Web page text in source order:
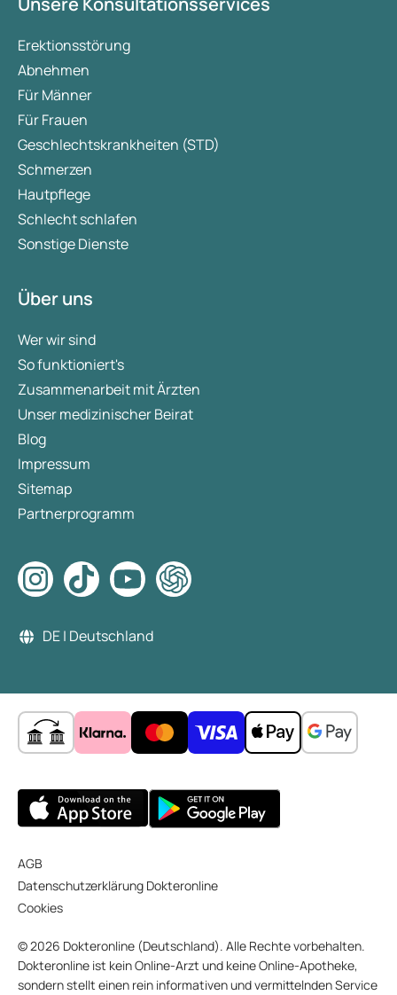
Erektionsstörung
Abnehmen
Für Männer
Für Frauen
Geschlechtskrankheiten (STD)
Schmerzen
Hautpflege
Schlecht schlafen
Sonstige Dienste
Über uns
Wer wir sind
So funktioniert's
Zusammenarbeit mit Ärzten
Unser medizinischer Beirat
Blog
Impressum
Sitemap
Partnerprogramm
DE | Deutschland
AGB
Datenschutzerklärung Dokteronline
Cookies
© 2026 Dokteronline (Deutschland). Alle Rechte vorbehalten.
Dokteronline ist kein Online-Arzt und keine Online-Apotheke,
sondern stellt einen rein informativen und vermittelnden Service